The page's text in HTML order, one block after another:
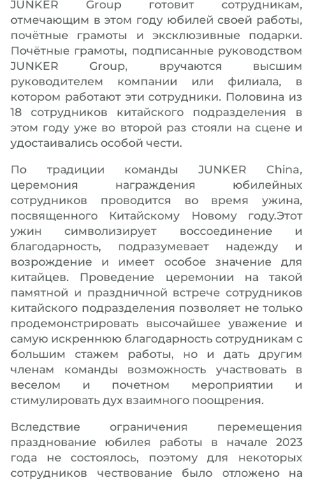
JUNKER Group готовит сотрудникам,
отмечающим в этом году юбилей своей работы,
почётные грамоты и эксклюзивные подарки.
Почётные грамоты, подписанные руководством
JUNKER Group, вручаются высшим
руководителем компании или филиала, в
котором работают эти сотрудники. Половина из
18 сотрудников китайского подразделения в
этом году уже во второй раз стояли на сцене и
удостаивались особой чести.
По традиции команды JUNKER China,
церемония награждения юбилейных
сотрудников проводится во время ужина,
посвященного Китайскому Новому году.Этот
ужин символизирует воссоединение и
благодарность, подразумевает надежду и
возрождение и имеет особое значение для
китайцев. Проведение церемонии на такой
памятной и праздничной встрече сотрудников
китайского подразделения позволяет не только
продемонстрировать высочайшее уважение и
самую искреннюю благодарность сотрудникам с
большим стажем работы, но и дать другим
членам команды возможность участвовать в
веселом и почетном мероприятии и
стимулировать дух взаимного поощрения.
Вследствие ограничения перемещения
празднование юбилея работы в начале 2023
года не состоялось, поэтому для некоторых
сотрудников чествование было отложено на